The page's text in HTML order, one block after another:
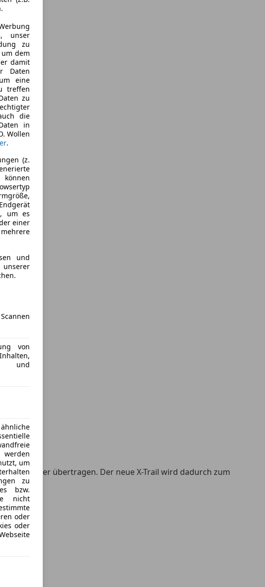
unser
zu
dem
damit
Daten
eine
treffen
zu
die
in
Wollen
.
(z.
um es
einer
und
unserer
von
und
um
zu
bzw.
nicht
oder
oder
Benziner übertragen. Der neue X-Trail wird dadurch zum